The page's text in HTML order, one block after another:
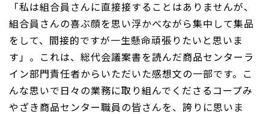
「私は組合員さんに直接接することはありませんが、
組合員さんの喜ぶ顔を思い浮かべながら集中して集品
をして、間接的ですが一生懸命頑張りたいと思いま
す」。これは、総代会議案書を読んだ商品センターラ
イン部門責任者からいただいた感想文の一部です。こ
んな思いで日々の業務に取り組んでくださるコープみ
やざき商品センター職員の皆さんを、誇りに思いま